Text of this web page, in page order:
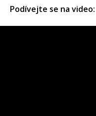
Podívejte se na video: